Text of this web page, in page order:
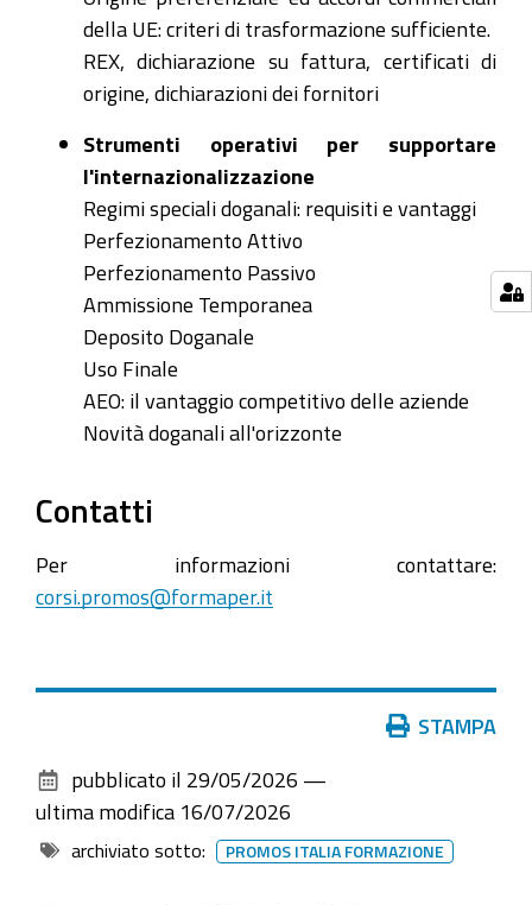
della UE: criteri di trasformazione sufficiente.
REX, dichiarazione su fattura, certificati di
origine, dichiarazioni dei fornitori
Strumenti operativi per supportare
l'internazionalizzazione
Regimi speciali doganali: requisiti e vantaggi
Perfezionamento Attivo
Perfezionamento Passivo
Ammissione Temporanea
Deposito Doganale
Uso Finale
AEO: il vantaggio competitivo delle aziende
Novità doganali all'orizzonte
Contatti
Per informazioni contattare:
corsi.promos@formaper.it
documento
STAMPA
pubblicato il 29/05/2026 —
ultima modifica 16/07/2026
archiviato sotto: PROMOS ITALIA FORMAZIONE